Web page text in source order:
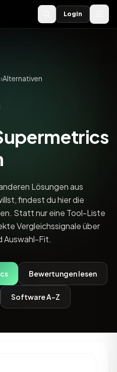
Login
›Alternativen
Lösungen aus
findest du hier die
Statt nur eine Tool-Liste
Vergleichssignale über
Auswahl-Fit.
Bewertungen lesen
Software A-Z